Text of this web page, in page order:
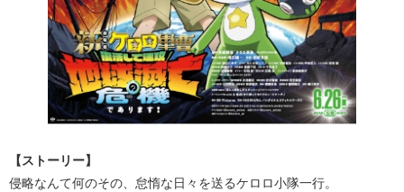
【ストーリー】
侵略なんて何のその、怠惰な日々を送るケロロ小隊一行。